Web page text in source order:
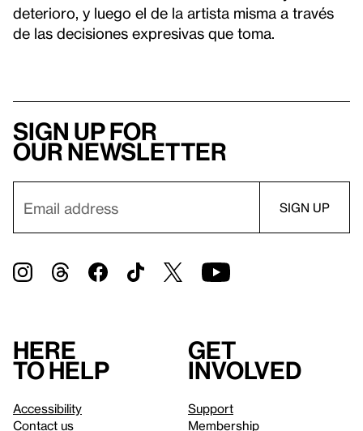
deterioro, y luego el de la artista misma a través
de las decisiones expresivas que toma.
Sign up for
our newsletter
Here
to help
Accessibility
Contact us
Get
involved
Support
Membership